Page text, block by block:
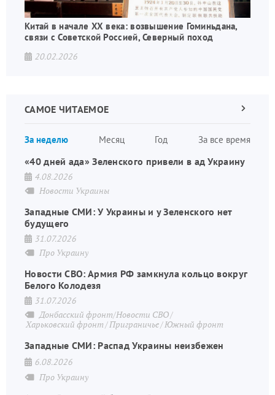
Китай в начале XX века: возвышение Гоминьдана,
связи с Советской Россией, Северный поход
20.02.2026
САМОЕ ЧИТАЕМОЕ
За неделю Месяц Год За все время
Следующая
«40 дней ада» Зеленского привели в ад Украину
4.08.2026
Новости Украины
Западные СМИ: У Украины и у Зеленского нет
будущего
31.07.2026
Про Украину
Новости СВО: Армия РФ замкнула кольцо вокруг
Белого Колодезя
31.07.2026
Донбасский фронт/Новости СВО
Харьковский фронт Приграничье Южный фронт
Западные СМИ: Распад Украины неизбежен
6.08.2026
Про Украину